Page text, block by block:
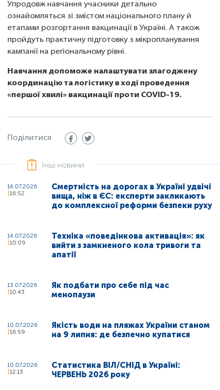
Упродовж навчання учасники детально
ознайомляться зі змістом національного плану й
етапами розгортання вакцинації в Україні. А також
пройдуть практичну підготовку з мікропланування
кампанії на регіональному рівні.
Навчання допоможе налаштувати злагоджену
координацію та логістику в ході проведення
«першої хвилі» вакцинації проти COVID-19.
Поділитися
Інші новини
14.07.2026
16:52
Смертність на дорогах в Україні удвічі
вища, ніж в ЄС: експерти закликають
до комплексної реформи безпеки руху
14.07.2026
10:09
Техніка «поведінкова активація»: як
вийти з замкненого кола тривоги та
апатії
13.07.2026
10:43
Як подбати про себе під час
менопаузи
10.07.2026
16:59
Якість води на пляжах України станом
на 9 липня: де безпечно купатися
10.07.2026
12:13
Статистика ВІЛ/СНІД в Україні:
ЧЕРВЕНЬ 2026 року